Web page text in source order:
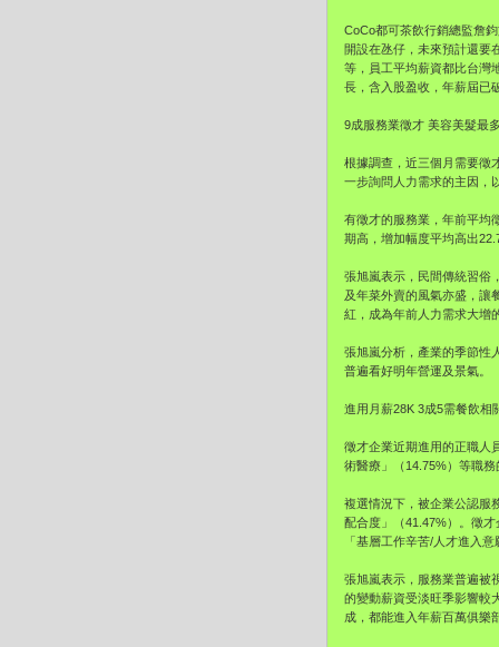
CoCo都可茶飲行銷總監詹
開設在氹仔，未來預計還要
等，員工平均薪資都比台灣
長，含入股盈收，年薪屆已
9成服務業徵才 美容美髮最
根據調查，近三個月需要徵
一步詢問人力需求的主因，
有徵才的服務業，年前平均
期高，增加幅度平均高出
張旭嵐表示，民間傳統習俗
及年菜外賣的風氣亦盛，讓
紅，成為年前人力需求大增
張旭嵐分析，產業的季節性
普遍看好明年營運及景氣。
進用月薪28K 3成5需餐飲相
徵才企業近期進用的正職人
術醫療」（14.75%）等職務
複選情況下，被企業公認服
配合度」（41.47%）。徵
「基層工作辛苦/人才進入
張旭嵐表示，服務業普遍被
的變動薪資受淡旺季影響較
成，都能進入年薪百萬俱樂